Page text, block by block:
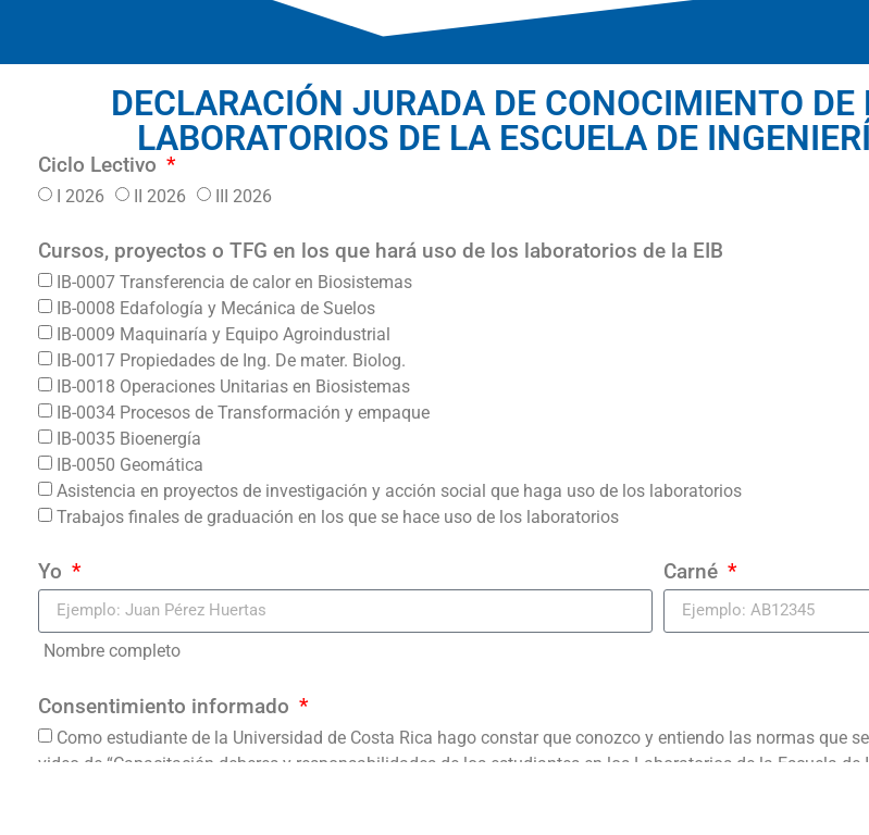
DECLARACIÓN JURADA DE CONOCIMIENTO
LABORATORIOS DE LA ESCUELA DE
Ciclo Lectivo
I 2026 II 2026 III 2026
Cursos, proyectos o TFG en los que hará uso de los laboratorios de la EIB
IB-0007 Transferencia de calor en Biosistemas
IB-0008 Edafología y Mecánica de Suelos
IB-0009 Maquinaría y Equipo Agroindustrial
IB-0017 Propiedades de Ing. De mater. Biolog.
IB-0018 Operaciones Unitarias en Biosistemas
IB-0034 Procesos de Transformación y empaque
IB-0035 Bioenergía
IB-0050 Geomática
Asistencia en proyectos de investigación y acción social que haga uso de los laboratorios
Trabajos finales de graduación en los que se hace uso de los laboratorios
Yo
Nombre completo
Carné
Consentimiento informado
Como estudiante de la Universidad de Costa Rica hago constar que conozco y entiendo las normas que
video de “Capacitación deberes y responsabilidades de los estudiantes en los Laboratorios de la Escuela